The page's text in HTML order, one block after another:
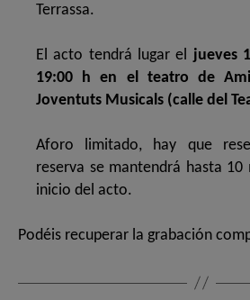
Terrassa.
El acto tendrá lugar el
jueves
19:00 h en el teatro de
Joventuts Musicals (calle del
Aforo limitado, hay que
reserva se mantendrá hasta 10
inicio del acto.
Podéis recuperar la grabación